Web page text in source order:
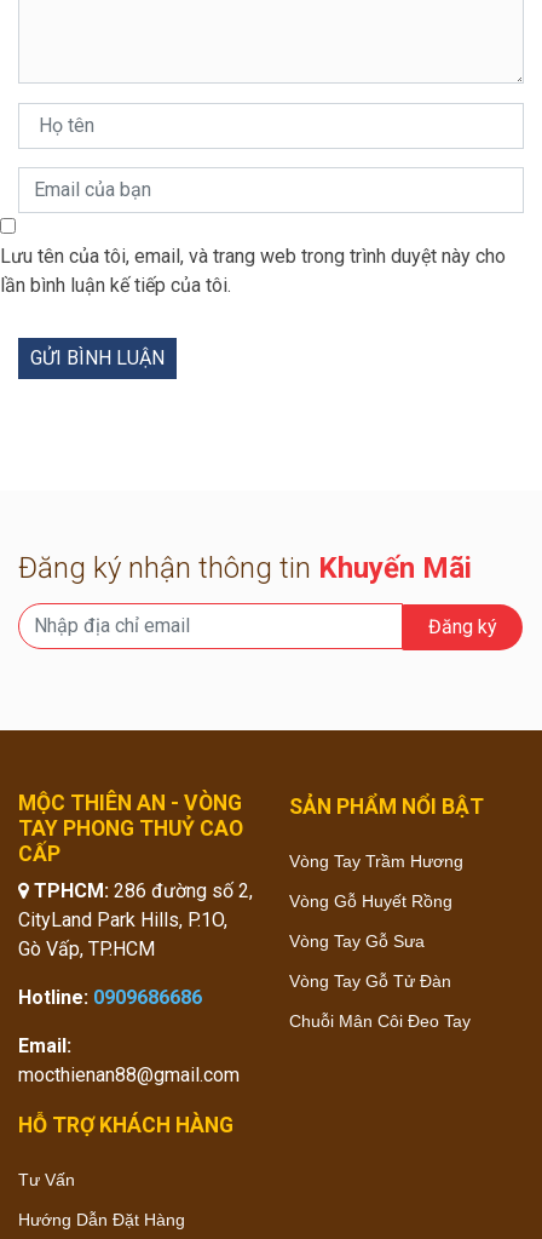
Lưu tên của tôi, email, và trang web trong trình duyệt này cho
lần bình luận kế tiếp của tôi.
Đăng ký nhận thông tin Khuyến Mãi
Đăng ký
MỘC THIÊN AN - VÒNG
TAY PHONG THUỶ CAO
CẤP
TPHCM: 286 đường số 2,
CityLand Park Hills, P.1O,
Gò Vấp, TP.HCM
Hotline: 0909686686
Email:
mocthienan88@gmail.com
SẢN PHẨM NỔI BẬT
Vòng Tay Trầm Hương
Vòng Gỗ Huyết Rồng
Vòng Tay Gỗ Sưa
Vòng Tay Gỗ Tử Đàn
Chuỗi Mân Côi Đeo Tay
HỖ TRỢ KHÁCH HÀNG
Tư Vấn
Hướng Dẫn Đặt Hàng